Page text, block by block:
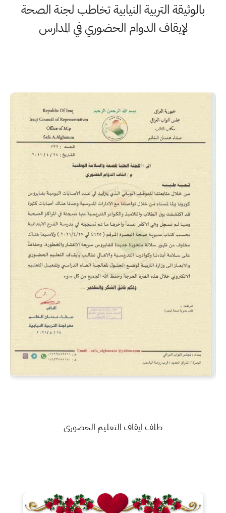
بالوثيقة التربية النيابية تخاطب لجنة الصحة
لإيقاف الدوام الحضوري في المدارس
طلف ايقاف التعليم الحضوري